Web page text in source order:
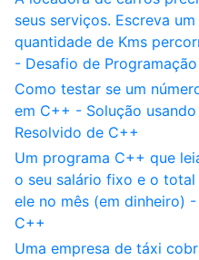
seus serviços. Escreva
quantidade de Kms
- Desafio de
Como testar se um
em C++ - Solução
Resolvido de C++
Um programa C++ que
o seu salário fixo e o
ele no mês (em dinheiro)
C++
Uma empresa de táxi